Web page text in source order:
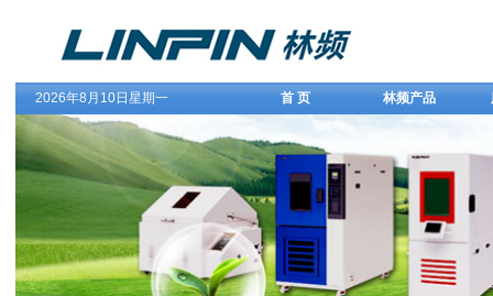
2026年8月10日星期一 首 页 林频产品